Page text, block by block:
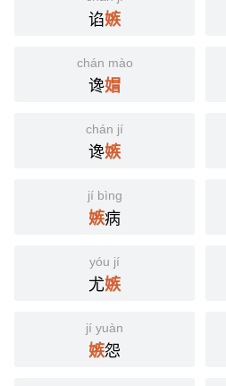
谄嫉
chán mào
谗媢
chán jí
谗嫉
jí bìng
嫉病
yóu jí
尤嫉
jí yuàn
嫉怨